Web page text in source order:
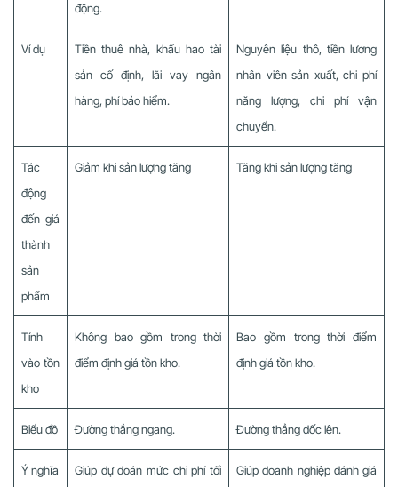
động.
Ví dụ
Tiền thuê nhà, khấu hao tài
sản cố định, lãi vay ngân
hàng, phí bảo hiểm.
Nguyên liệu thô, tiền lương
nhân viên sản xuất, chi phí
năng lượng, chi phí vận
chuyển.
Tác
động
đến giá
thành
sản
phẩm
Giảm khi sản lượng tăng Tăng khi sản lượng tăng
Tính
vào tồn
kho
Không bao gồm trong thời
điểm định giá tồn kho.
Bao gồm trong thời điểm
định giá tồn kho.
Biểu đồ Đường thẳng ngang. Đường thẳng dốc lên.
Ý nghĩa
Giúp dự đoán mức chi phí tối
Giúp doanh nghiệp đánh giá